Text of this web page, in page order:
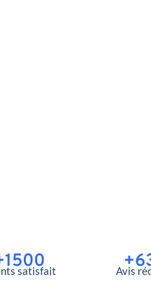
satisfait Avis